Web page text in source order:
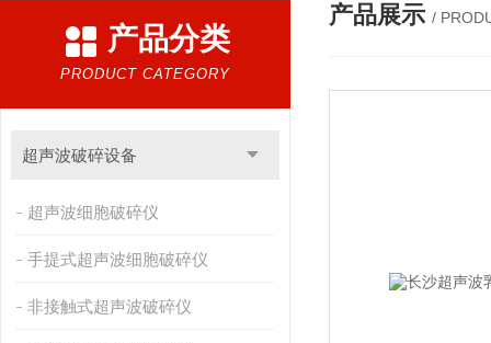
产品分类
PRODUCT CATEGORY
超声波破碎设备
超声波细胞破碎仪
手提式超声波细胞破碎仪
非接触式超声波破碎仪
产品展示 /